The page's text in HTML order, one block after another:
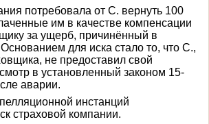
потребовала от С. вернуть 100
им в качестве компенсации
за ущерб, причинённый в
для иска стало то, что С.,
не предоставил свой
в установленный законом 15-
аварии.
инстанций
страховой компании.